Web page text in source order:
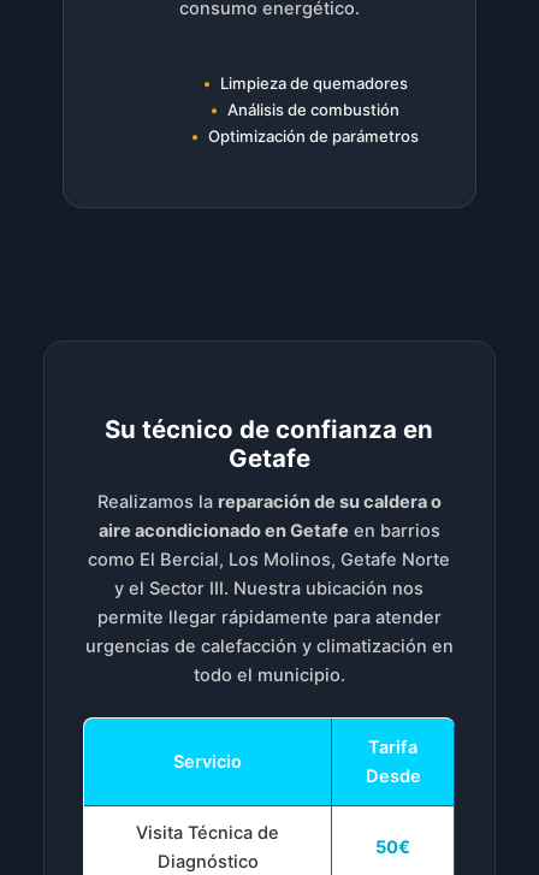
consumo energético.
Limpieza de quemadores
Análisis de combustión
Optimización de parámetros
Su técnico de confianza en
Getafe
Realizamos la reparación de su caldera o
aire acondicionado en Getafe en barrios
como El Bercial, Los Molinos, Getafe Norte
y el Sector III. Nuestra ubicación nos
permite llegar rápidamente para atender
urgencias de calefacción y climatización en
todo el municipio.
Servicio
Tarifa
Desde
Visita Técnica de
Diagnóstico
50€